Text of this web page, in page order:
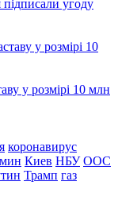
угоду
у розмірі 10 млн
коронавирус
Киев НБУ ООС
Трамп газ